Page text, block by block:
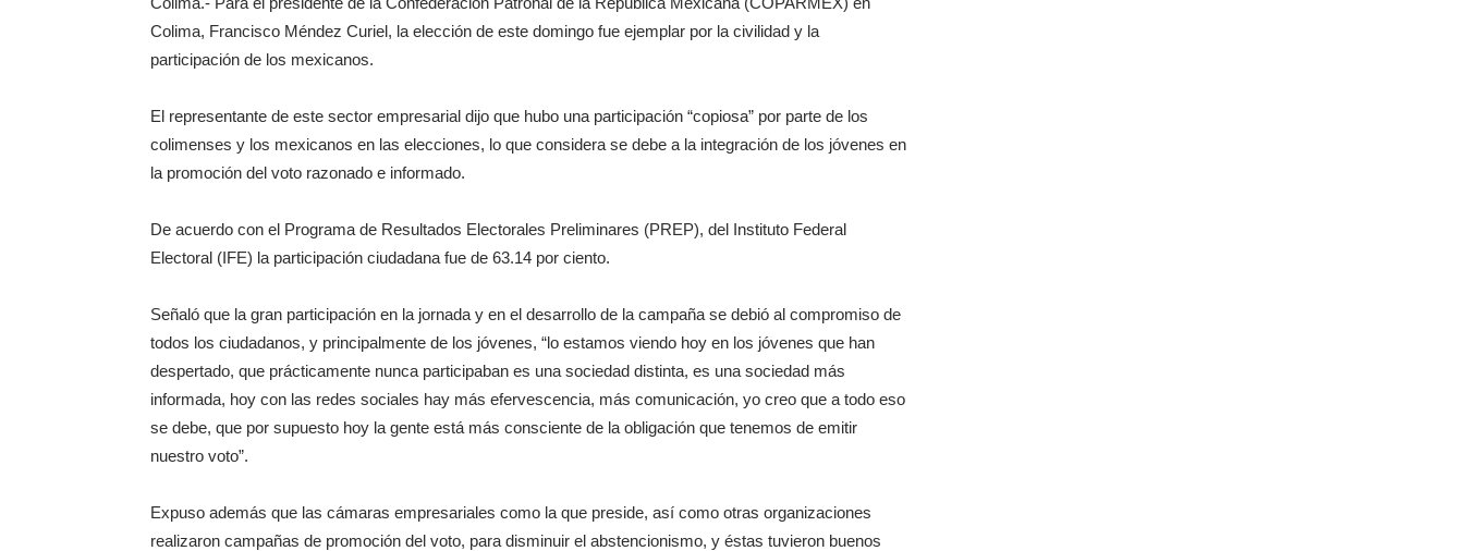
Colima, Francisco Méndez Curiel, la elección de este domingo fue ejemplar por la civilidad y la
participación de los mexicanos.
El representante de este sector empresarial dijo que hubo una participación “copiosa” por parte de los
colimenses y los mexicanos en las elecciones, lo que considera se debe a la integración de los jóvenes en
la promoción del voto razonado e informado.
De acuerdo con el Programa de Resultados Electorales Preliminares (PREP), del Instituto Federal
Electoral (IFE) la participación ciudadana fue de 63.14 por ciento.
Señaló que la gran participación en la jornada y en el desarrollo de la campaña se debió al compromiso de
todos los ciudadanos, y principalmente de los jóvenes, “lo estamos viendo hoy en los jóvenes que han
despertado, que prácticamente nunca participaban es una sociedad distinta, es una sociedad más
informada, hoy con las redes sociales hay más efervescencia, más comunicación, yo creo que a todo eso
se debe, que por supuesto hoy la gente está más consciente de la obligación que tenemos de emitir
nuestro voto”.
Expuso además que las cámaras empresariales como la que preside, así como otras organizaciones
realizaron campañas de promoción del voto, para disminuir el abstencionismo, y éstas tuvieron buenos